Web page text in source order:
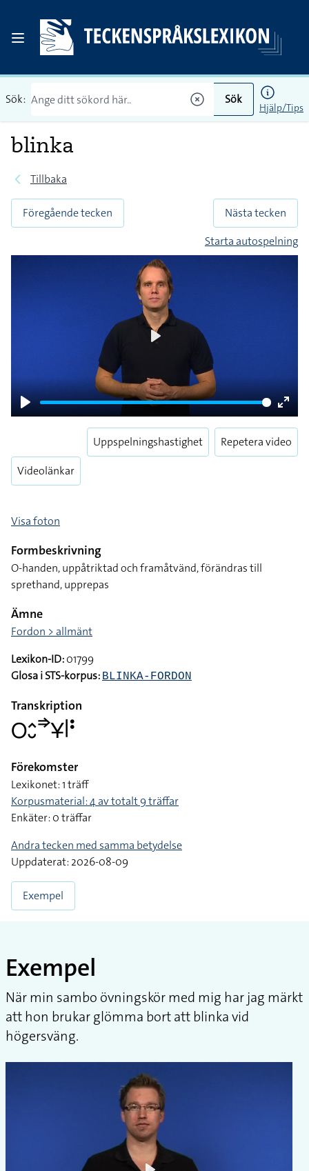
Sök: Sök
Hjälp/Tips
blinka
Tillbaka
Föregående tecken
Nästa tecken
Starta autospelning
Play
Enter
Videolänkar
Uppspelningshastighet Repetera video
Visa foton
Formbeskrivning
O-handen, uppåtriktad och framåtvänd, förändras till
sprethand, upprepas
Ämne
Fordon > allmänt
Lexikon-ID:01799
Glosa i STS-korpus: BLINKA-FORDON
Transkription
􌥆􌤵􌤷􌦆􌥃􌥼􌥻
Förekomster
Lexikonet: 1 träff
Korpusmaterial: 4 av totalt 9 träffar
Enkäter: 0 träffar
Andra tecken med samma betydelse
Uppdaterat: 2026-08-09
Exempel
Exempel
När min sambo övningskör med mig har jag märkt
att hon brukar glömma bort att blinka vid
högersväng.